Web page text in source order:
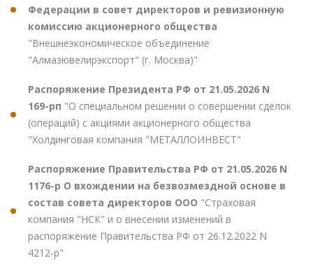
Федерации в совет директоров и ревизионную
комиссию акционерного общества
"Внешнеэкономическое объединение
"Алмазювелирэкспорт" (г. Москва)"
Распоряжение Президента РФ от 21.05.2026 N
169-рп "О специальном решении о совершении сделок
(операций) с акциями акционерного общества
"Холдинговая компания "МЕТАЛЛОИНВЕСТ"
Распоряжение Правительства РФ от 21.05.2026 N
1176-р О вхождении на безвозмездной основе в
состав совета директоров ООО "Страховая
компания "НСК" и о внесении изменений в
распоряжение Правительства РФ от 26.12.2022 N
4212-р"